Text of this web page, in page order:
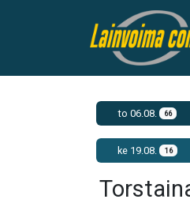
to 06.08. 66
ke 19.08. 16